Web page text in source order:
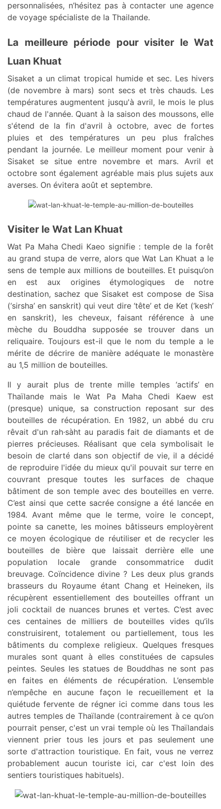
personnalisées, n’hésitez pas à contacter une agence
de voyage spécialiste de la Thailande.
La meilleure période pour visiter le Wat
Luan Khuat
Sisaket a un climat tropical humide et sec. Les hivers
(de novembre à mars) sont secs et très chauds. Les
températures augmentent jusqu'à avril, le mois le plus
chaud de l'année. Quant à la saison des moussons, elle
s'étend de la fin d'avril à octobre, avec de fortes
pluies et des températures un peu plus fraîches
pendant la journée. Le meilleur moment pour venir à
Sisaket se situe entre novembre et mars. Avril et
octobre sont également agréable mais plus sujets aux
averses. On évitera août et septembre.
Visiter le Wat Lan Khuat
Wat Pa Maha Chedi Kaeo signifie : temple de la forêt
au grand stupa de verre, alors que Wat Lan Khuat a le
sens de temple aux millions de bouteilles. Et puisqu’on
en est aux origines étymologiques de notre
destination, sachez que Sisaket est compose de Sisa
(‘sirsha’ en sanskrit) qui veut dire ‘tête’ et de Ket (‘kesh’
en sanskrit), les cheveux, faisant référence à une
mèche du Bouddha supposée se trouver dans un
reliquaire. Toujours est-il que le nom du temple a le
mérite de décrire de manière adéquate le monastère
au 1,5 million de bouteilles.
Il y aurait plus de trente mille temples ‘actifs’ en
Thaïlande mais le Wat Pa Maha Chedi Kaew est
(presque) unique, sa construction reposant sur des
bouteilles de récupération. En 1982, un abbé du cru
rêvait d'un rah·sàht au paradis fait de diamants et de
pierres précieuses. Réalisant que cela symbolisait le
besoin de clarté dans son objectif de vie, il a décidé
de reproduire l'idée du mieux qu'il pouvait sur terre en
couvrant presque toutes les surfaces de chaque
bâtiment de son temple avec des bouteilles en verre.
C’est ainsi que cette sacrée consigne a été lancée en
1984. Avant même que le terme, voire le concept,
pointe sa canette, les moines bâtisseurs employèrent
ce moyen écologique de réutiliser et de recycler les
bouteilles de bière que laissait derrière elle une
population locale grande consommatrice dudit
breuvage. Coïncidence divine ? Les deux plus grands
brasseurs du Royaume étant Chang et Heineken, ils
récupèrent essentiellement des bouteilles offrant un
joli cocktail de nuances brunes et vertes. C’est avec
ces centaines de milliers de bouteilles vides qu’ils
construisirent, totalement ou partiellement, tous les
bâtiments du complexe religieux. Quelques fresques
murales sont quant à elles constituées de capsules
peintes. Seules les statues de Bouddhas ne sont pas
en faites en éléments de récupération. L’ensemble
n’empêche en aucune façon le recueillement et la
quiétude fervente de régner ici comme dans tous les
autres temples de Thaïlande (contrairement à ce qu’on
pourrait penser, c'est un vrai temple où les Thaïlandais
viennent prier tous les jours et pas seulement une
sorte d'attraction touristique. En fait, vous ne verrez
probablement aucun touriste ici, car c'est loin des
sentiers touristiques habituels).